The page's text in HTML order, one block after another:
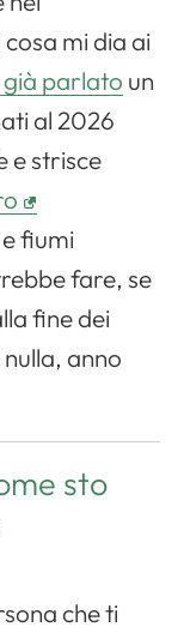
mi dia ai
parlato un
al 2026
e strisce
fiumi
fare, se
fine dei
anno
sto
che ti